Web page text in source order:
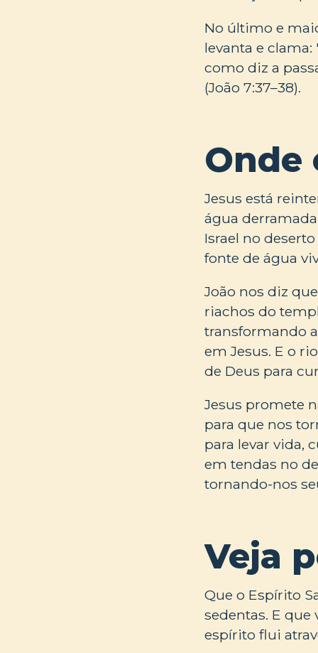
No último e
levanta e
como diz a
(João 7:37–38).
Onde
Jesus está
água
Israel no
fonte de água
João nos diz
riachos do
transformando
em Jesus. E o
de Deus para
Jesus promete
para que nos
para levar vida,
em tendas no
tornando-nos
Veja
Que o Espírito
sedentas. E que
espírito flui